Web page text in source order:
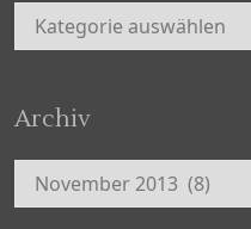
Kategorien
Archiv
Archiv